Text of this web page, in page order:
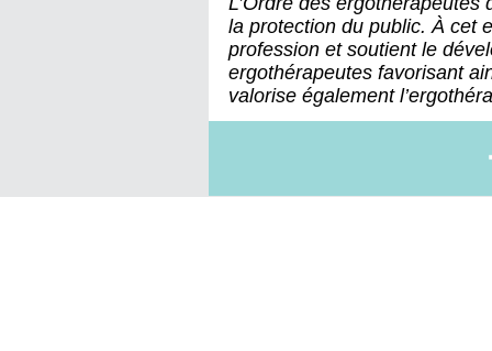
la protection du public. À cet
profession et soutient le
ergothérapeutes favorisant
valorise également